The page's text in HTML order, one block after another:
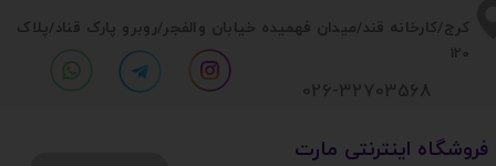
​​کرج/کارخانه قند/میدان فهمیده خیابان والفجر/روبرو پارک قناد/پلاک
120
​فروشگاه اینترنتی مارت
026-32703568